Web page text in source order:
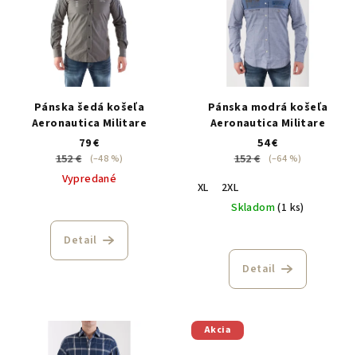
Pánska šedá košeľa
Aeronautica Militare
79 €
152 €
(–48 %)
Vypredané
Detail
Pánska modrá košeľa
Aeronautica Militare
54 €
152 €
(–64 %)
XL
2XL
Skladom(1 ks)
Detail
Akcia